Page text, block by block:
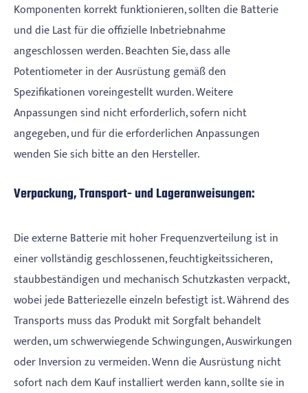
Komponenten korrekt funktionieren, sollten die Batterie
und die Last für die offizielle Inbetriebnahme
angeschlossen werden. Beachten Sie, dass alle
Potentiometer in der Ausrüstung gemäß den
Spezifikationen voreingestellt wurden. Weitere
Anpassungen sind nicht erforderlich, sofern nicht
angegeben, und für die erforderlichen Anpassungen
wenden Sie sich bitte an den Hersteller.
Verpackung, Transport- und Lageranweisungen:
Die externe Batterie mit hoher Frequenzverteilung ist in
einer vollständig geschlossenen, feuchtigkeitssicheren,
staubbeständigen und mechanisch Schutzkasten verpackt,
wobei jede Batteriezelle einzeln befestigt ist. Während des
Transports muss das Produkt mit Sorgfalt behandelt
werden, um schwerwiegende Schwingungen, Auswirkungen
oder Inversion zu vermeiden. Wenn die Ausrüstung nicht
sofort nach dem Kauf installiert werden kann, sollte sie in